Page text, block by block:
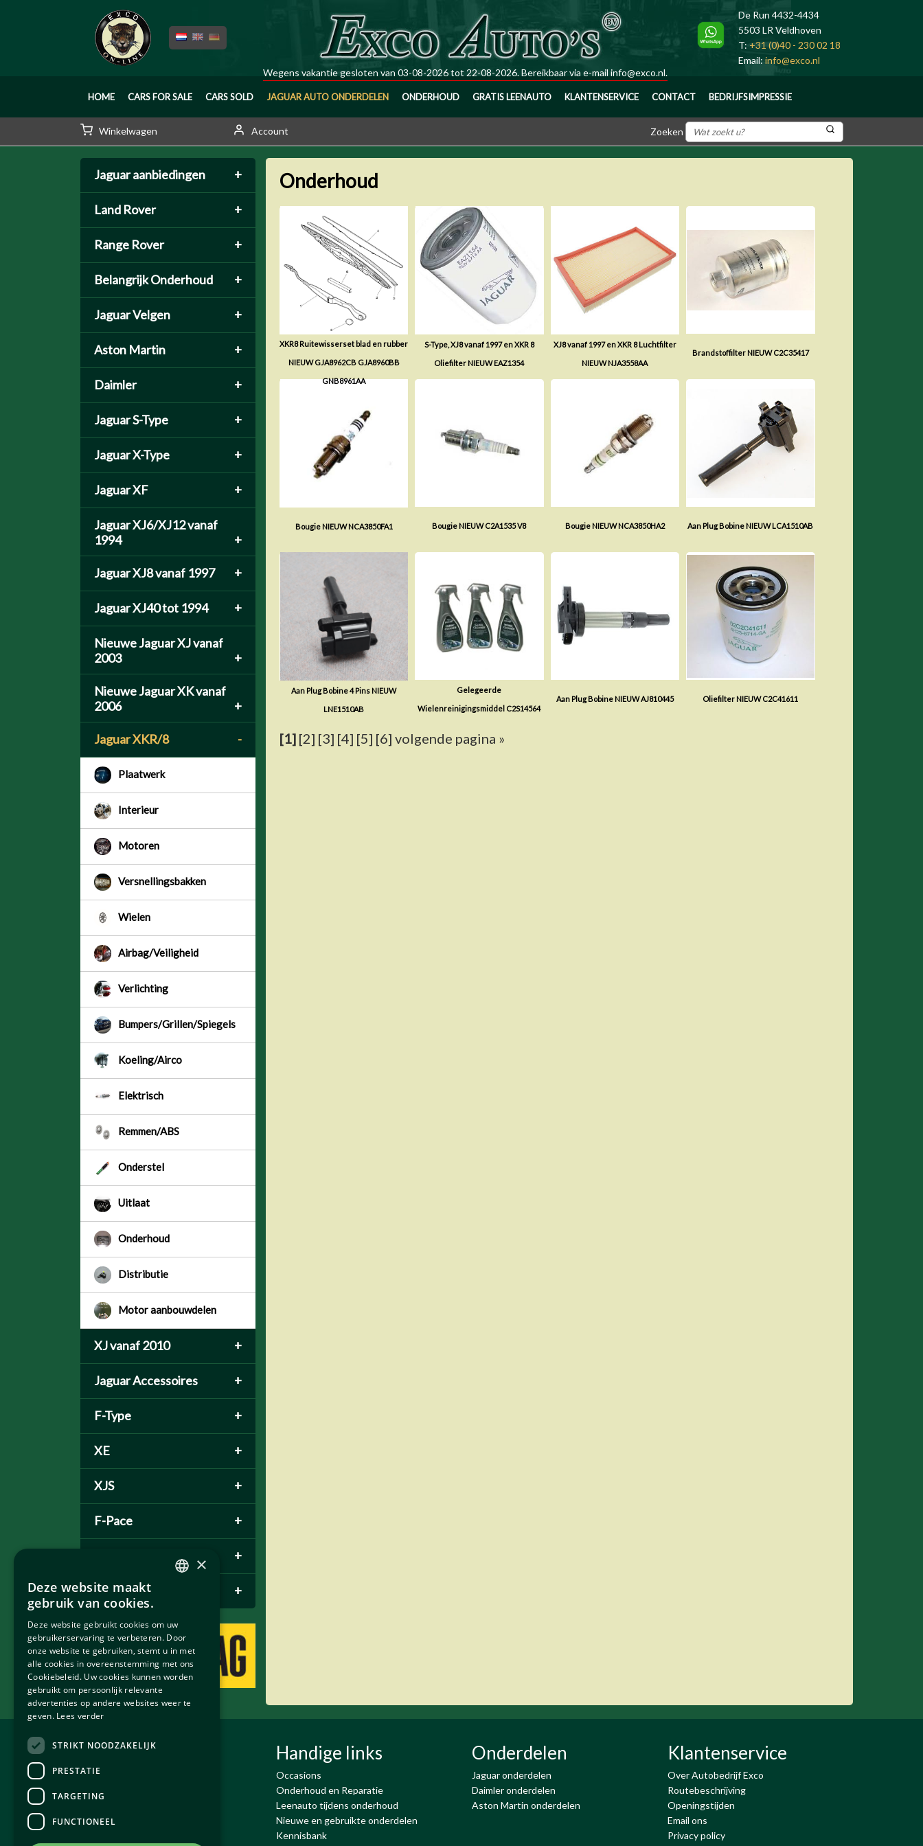
Wegens vakantie gesloten van 03-08-2026 tot 22-08-2026. Bereikbaar via e-mailinfo@exco.nl.
De Run 4432-4434
5503 LR Veldhoven
T: +31 (0)40 - 230 02 18
Email:info@exco.nl
HOME CARS FOR SALE CARS SOLD JAGUAR AUTO ONDERDELEN ONDERHOUD GRATIS LEENAUTO KLANTENSERVICE CONTACT BEDRIJFSIMPRESSIE
Winkelwagen Account Zoeken
Jaguar aanbiedingen +
Land Rover +
Range Rover +
Belangrijk Onderhoud +
Jaguar Velgen +
Aston Martin +
Daimler +
Jaguar S-Type +
Jaguar X-Type +
Jaguar XF +
Jaguar XJ6/XJ12 vanaf
1994
+
Jaguar XJ8 vanaf 1997 +
Jaguar XJ40 tot 1994 +
Nieuwe Jaguar XJ vanaf
2003
+
Nieuwe Jaguar XK vanaf
2006
+
Jaguar XKR/8 -
Plaatwerk
Interieur
Motoren
Versnellingsbakken
Wielen
Airbag/Veiligheid
Verlichting
Bumpers/Grillen/Spiegels
Koeling/Airco
Elektrisch
Remmen/ABS
Onderstel
Uitlaat
Onderhoud
Distributie
Motor aanbouwdelen
XJ vanaf 2010 +
Jaguar Accessoires +
F-Type +
XE +
XJS +
F-Pace +
+
Bentley Parts +
Onderhoud
XKR8 Ruitewisserset blad en rubber
NIEUW GJA8962CB GJA8960BB
GNB8961AA
S-Type, XJ8 vanaf 1997 en XKR 8
Oliefilter NIEUW EAZ1354
XJ8 vanaf 1997 en XKR 8 Luchtfilter
NIEUW NJA3558AA
Brandstoffilter NIEUW C2C35417
Bougie NIEUW NCA3850FA1 Bougie NIEUW C2A1535 V8 Bougie NIEUW NCA3850HA2 Aan Plug Bobine NIEUW LCA1510AB
Aan Plug Bobine 4 Pins NIEUW
LNE1510AB
Gelegeerde
Wielenreinigingsmiddel C2S14564
Aan Plug Bobine NIEUW AJ810445 Oliefilter NIEUW C2C41611
[1] [2] [3] [4] [5] [6] volgende pagina »
Exco Auto's BV
De Run 4432-4434
Email:info@exco.nl
Handige links
Occasions
Onderhoud en Reparatie
Leenauto tijdens onderhoud
Nieuwe en gebruikte onderdelen
Kennisbank
Onderdelen
Jaguar onderdelen
Daimler onderdelen
Aston Martin onderdelen
Klantenservice
Over Autobedrijf Exco
Routebeschrijving
Openingstijden
Email ons
Privacy policy
×
Deze website maakt
gebruik van cookies.
Deze website gebruikt cookies om uw
gebruikerservaring te verbeteren. Door
onze website te gebruiken, stemt u in met
alle cookies in overeenstemming met ons
Cookiebeleid. Uw cookies kunnen worden
gebruikt om persoonlijk relevante
advertenties op andere websites weer te
geven. Lees verder
STRIKT NOODZAKELIJK
PRESTATIE
TARGETING
FUNCTIONEEL